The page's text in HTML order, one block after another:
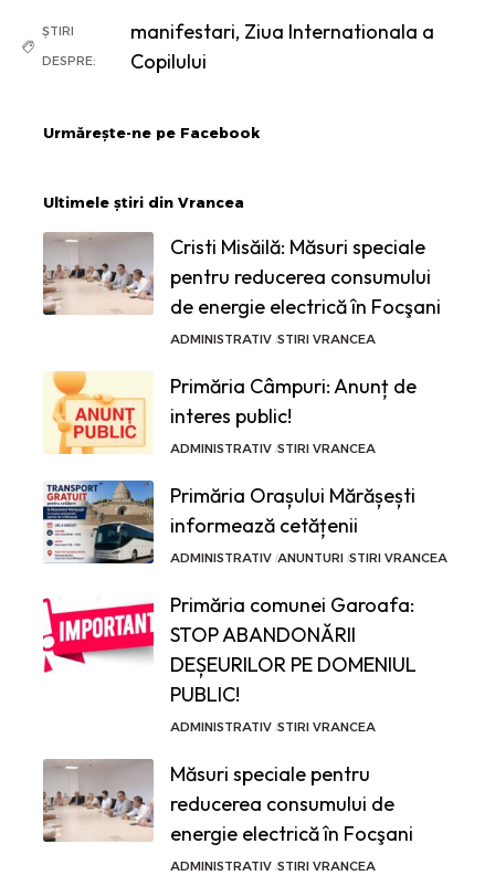
ȘTIRI
DESPRE:
manifestari, Ziua Internationala a
Copilului
Urmărește-ne pe Facebook
Ultimele știri din Vrancea
Cristi Misăilă: Măsuri speciale
pentru reducerea consumului
de energie electrică în Focşani
ADMINISTRATIV STIRI VRANCEA
Primăria Câmpuri: Anunț de
interes public!
ADMINISTRATIV STIRI VRANCEA
Primăria Orașului Mărășești
informează cetățenii
ADMINISTRATIV ANUNTURI STIRI VRANCEA
Primăria comunei Garoafa:
STOP ABANDONĂRII
DEȘEURILOR PE DOMENIUL
PUBLIC!
ADMINISTRATIV STIRI VRANCEA
Măsuri speciale pentru
reducerea consumului de
energie electrică în Focşani
ADMINISTRATIV STIRI VRANCEA